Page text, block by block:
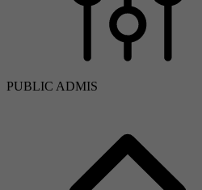
PUBLIC ADMIS